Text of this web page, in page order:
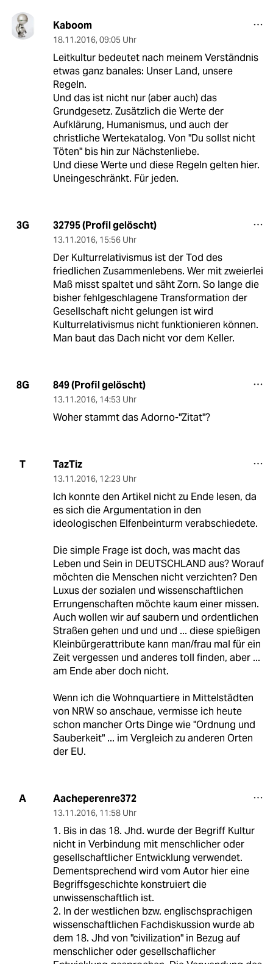
Kaboom
18.11.2016, 09:05 Uhr
Leitkultur bedeutet nach meinem Verständnis
etwas ganz banales: Unser Land, unsere
Regeln.
Und das ist nicht nur (aber auch) das
Grundgesetz. Zusätzlich die Werte der
Aufklärung, Humanismus, und auch der
christliche Wertekatalog. Von "Du sollst nicht
Töten" bis hin zur Nächstenliebe.
Und diese Werte und diese Regeln gelten hier.
Uneingeschränkt. Für jeden.
3G 32795 (Profil gelöscht)
13.11.2016, 15:56 Uhr
Der Kulturrelativismus ist der Tod des
friedlichen Zusammenlebens. Wer mit zweierlei
Maß misst spaltet und säht Zorn. So lange die
bisher fehlgeschlagene Transformation der
Gesellschaft nicht gelungen ist wird
Kulturrelativismus nicht funktionieren können.
Man baut das Dach nicht vor dem Keller.
8G 849 (Profil gelöscht)
13.11.2016, 14:53 Uhr
Woher stammt das Adorno-"Zitat"?
T TazTiz
13.11.2016, 12:23 Uhr
Ich konnte den Artikel nicht zu Ende lesen, da
es sich die Argumentation in den
ideologischen Elfenbeinturm verabschiedete.
Die simple Frage ist doch, was macht das
Leben und Sein in DEUTSCHLAND aus? Worauf
möchten die Menschen nicht verzichten? Den
Luxus der sozialen und wissenschaftlichen
Errungenschaften möchte kaum einer missen.
Auch wollen wir auf saubern und ordentlichen
Straßen gehen und und und ... diese spießigen
Kleinbürgerattribute kann man/frau mal für ein
Zeit vergessen und anderes toll finden, aber ...
am Ende aber doch nicht.
Wenn ich die Wohnquartiere in Mittelstädten
von NRW so anschaue, vermisse ich heute
schon mancher Orts Dinge wie "Ordnung und
Sauberkeit" ... im Vergleich zu anderen Orten
der EU.
A Aacheperenre372
13.11.2016, 11:58 Uhr
1. Bis in das 18. Jhd. wurde der Begriff Kultur
nicht in Verbindung mit menschlicher oder
gesellschaftlicher Entwicklung verwendet.
Dementsprechend wird vom Autor hier eine
Begriffsgeschichte konstruiert die
unwissenschaftlich ist.
2. In der westlichen bzw. englischsprachigen
wissenschaftlichen Fachdiskussion wurde ab
dem 18. Jhd von "civilization" in Bezug auf
menschlicher oder gesellschaflicher